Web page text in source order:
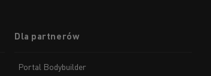
Dla partnerów
Portal Bodybuilder